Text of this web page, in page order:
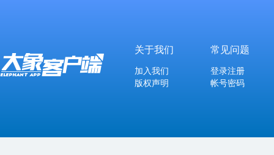
关于我们
加入我们
版权声明
常见问题
登录注册
帐号密码